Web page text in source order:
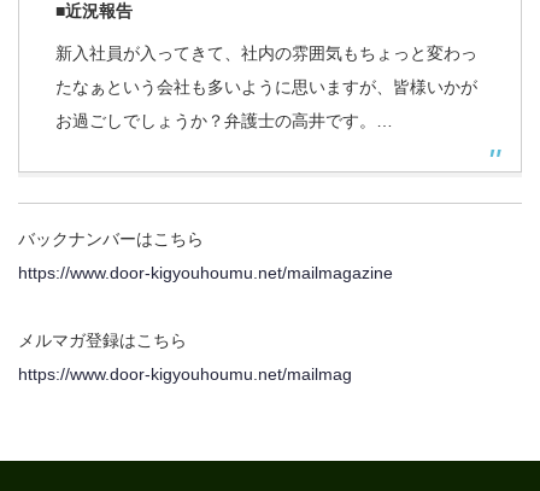
■近況報告
新入社員が入ってきて、社内の雰囲気もちょっと変わっ
たなぁという会社も多いように思いますが、皆様いかが
お過ごしでしょうか？弁護士の高井です。…
バックナンバーはこちら
https://www.door-kigyouhoumu.net/mailmagazine
メルマガ登録はこちら
https://www.door-kigyouhoumu.net/mailmag